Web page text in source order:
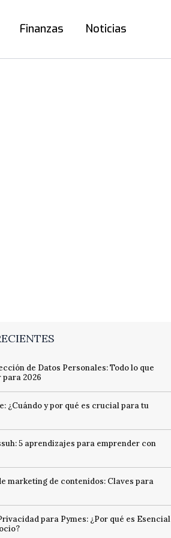
Finanzas Noticias
de Datos Personales: Todo lo que
para 2026
¿Cuándo y por qué es crucial para tu
5 aprendizajes para emprender con
marketing de contenidos: Claves para
para Pymes: ¿Por qué es Esencial